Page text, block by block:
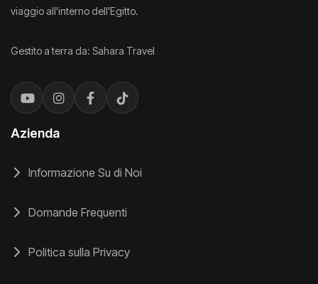
viaggio all'interno dell'Egitto.
Gestito a terra da: Sahara Travel
Azienda
Informazione Su di Noi
Domande Frequenti
Politica sulla Privacy